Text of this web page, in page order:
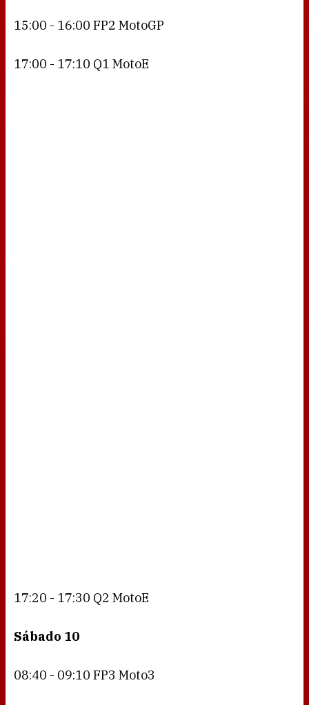
15:00 - 16:00 FP2 MotoGP
17:00 - 17:10 Q1 MotoE
17:20 - 17:30 Q2 MotoE
Sábado 10
08:40 - 09:10 FP3 Moto3